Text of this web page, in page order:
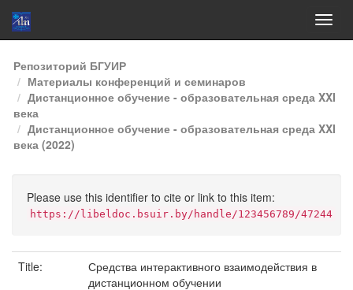
Skip
navigation
Репозиторий БГУИР
Материалы конференций и семинаров
Дистанционное обучение - образовательная среда XXI
века
Дистанционное обучение - образовательная среда XXI
века (2022)
Please use this identifier to cite or link to this item:
https://libeldoc.bsuir.by/handle/123456789/47244
Title:
Средства интерактивного взаимодействия в
дистанционном обучении